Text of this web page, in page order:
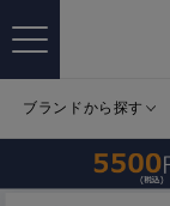
ブランドから探す